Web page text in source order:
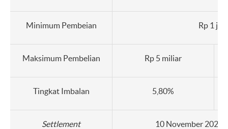
Minimum Pembeian Rp 1
Maksimum Pembelian Rp 5 miliar
Tingkat Imbalan 5,80%
Settlement 10 November 2025 (